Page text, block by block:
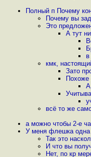
Полный п Почему
Почему вы
Это
А тут
кмк,
Зато
Похоже
всё то же
а можно чтобы 2-е
У меня флешка одна
Так это
И что вы
Нет, по кр